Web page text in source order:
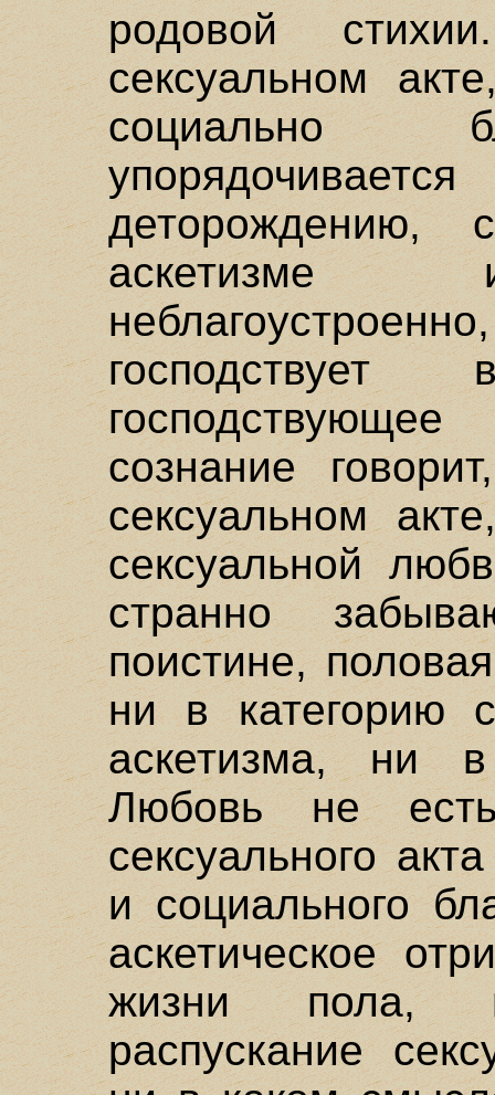
родовой
сексуальном
социально
деторождению,
аскетизме
сознание
сексуальном
сексуальной
странно
поистине,
ни в категорию
аскетизма, ни в
Любовь не
сексуального
и социального
аскетическое
жизни пола,
распускание